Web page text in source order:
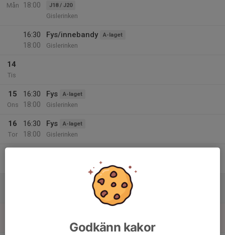
Mån
18:00
J18 / J20
Gislerinken
16:30
18:00
Fys/innebandy A-laget
Gislerinken
14
Tis
15
Ons
16:30
18:00
Fys A-laget
Gislerinken
16
Tor
16:30
18:00
Fys A-laget
Gislerinken
Godkänn kakor